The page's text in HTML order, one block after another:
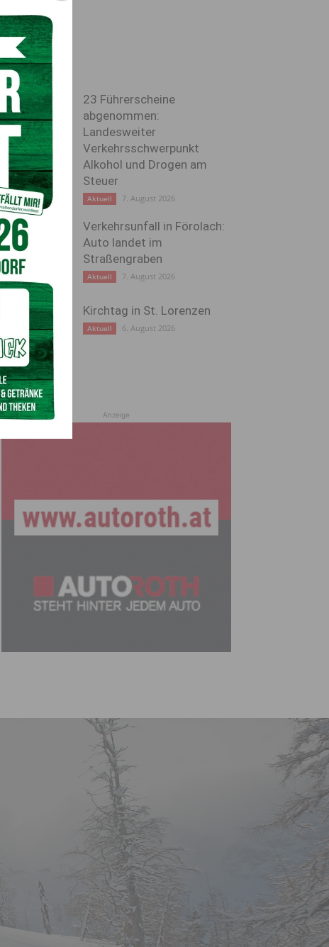
23 Führerscheine
abgenommen:
Landesweiter
Verkehrsschwerpunkt
Alkohol und Drogen am
Steuer
Aktuell 7. August 2026
Verkehrsunfall in Förolach:
Auto landet im
Straßengraben
Aktuell 7. August 2026
Kirchtag in St. Lorenzen
Aktuell 6. August 2026
Anzeige